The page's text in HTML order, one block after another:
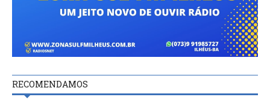
RECOMENDAMOS